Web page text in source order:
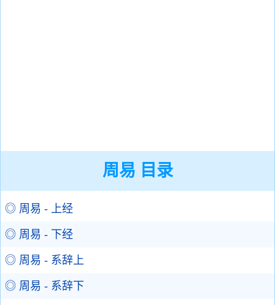
周易 目录
◎ 周易 - 上经
◎ 周易 - 下经
◎ 周易 - 系辞上
◎ 周易 - 系辞下